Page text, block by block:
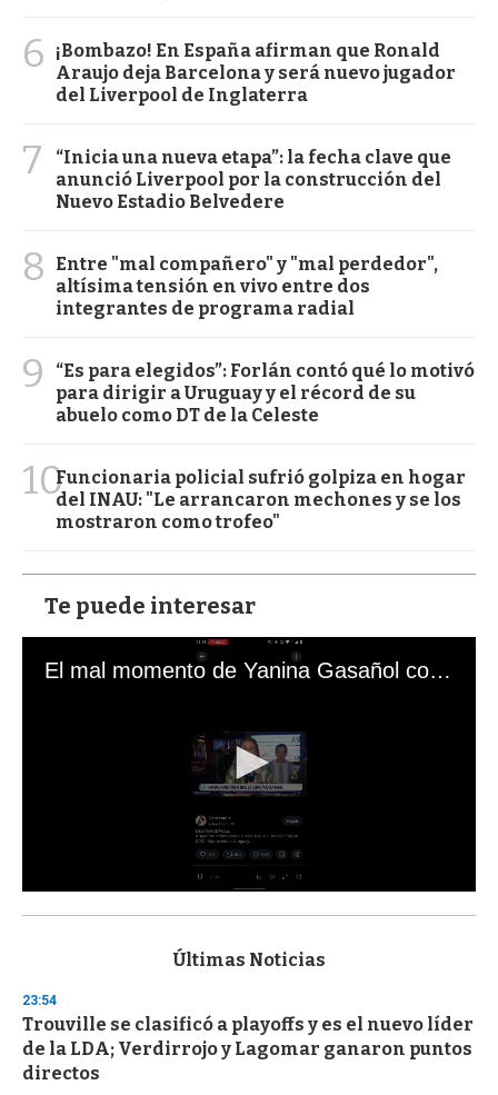
6
¡Bombazo! En España afirman que Ronald
Araujo deja Barcelona y será nuevo jugador
del Liverpool de Inglaterra
7
“Inicia una nueva etapa”: la fecha clave que
anunció Liverpool por la construcción del
Nuevo Estadio Belvedere
8
Entre "mal compañero" y "mal perdedor",
altísima tensión en vivo entre dos
integrantes de programa radial
9
“Es para elegidos”: Forlán contó qué lo motivó
para dirigir a Uruguay y el récord de su
abuelo como DT de la Celeste
10Funcionaria policial sufrió golpiza en hogar
del INAU: "Le arrancaron mechones y se los
mostraron como trofeo"
Te puede interesar
El mal momento de Yanina Gasañol con un hincha argentino en "Subrayado"
s
d
s
o
f
3
Últimas Noticias
23:54
Trouville se clasificó a playoffs y es el nuevo líder
de la LDA; Verdirrojo y Lagomar ganaron puntos
directos